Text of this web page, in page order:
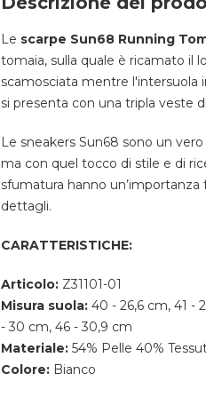
Le scarpe Sun68 Running
tomaia, sulla quale è ricamato il
scamosciata mentre l'intersuola
si presenta con una tripla veste
Le sneakers Sun68 sono un
ma con quel tocco di stile e di
sfumatura hanno
dettagli.
CARATTERISTICHE:
Articolo: Z31101-01
Misura suola: 40 - 26,6 cm, 41 -
- 30 cm, 46 - 30,9 cm
Materiale: 54% Pelle 40%
Colore: Bianco